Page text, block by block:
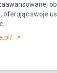
swoje
↗